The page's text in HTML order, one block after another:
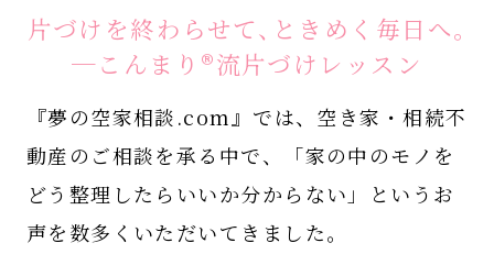
片づけを終わらせて、ときめく毎日へ。
─こんまり®流片づけレッスン
『夢の空家相談.com』では、空き家・相続不
動産のご相談を承る中で、
「家の中のモノを
どう整理したらいいか分からない」というお
声を数多くいただいてきました。